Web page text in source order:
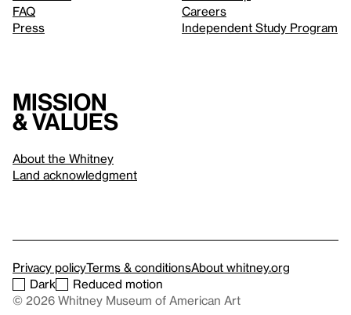
FAQ
Press
Careers
Independent Study Program
Mission
& values
About the Whitney
Land acknowledgment
Privacy policyTerms & conditionsAbout whitney.org
Dark
Reduced motion
© 2026 Whitney Museum of American Art